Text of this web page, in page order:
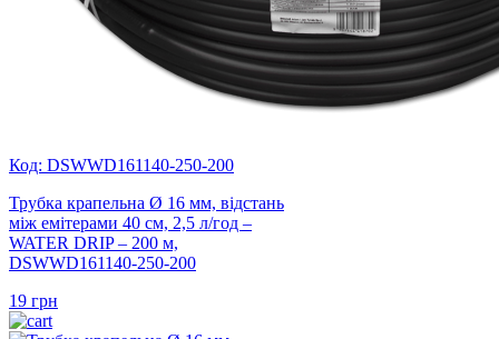
Код: DSWWD161140-250-200
Трубка крапельна Ø 16 мм, відстань
між емітерами 40 см, 2,5 л/год –
WATER DRIP – 200 м,
DSWWD161140-250-200
19 грн